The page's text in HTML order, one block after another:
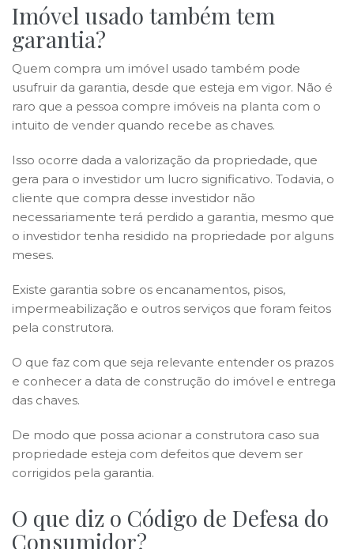
Imóvel usado também tem
garantia?
Quem compra um imóvel usado também pode
usufruir da garantia, desde que esteja em vigor. Não é
raro que a pessoa compre imóveis na planta com o
intuito de vender quando recebe as chaves.
Isso ocorre dada a valorização da propriedade, que
gera para o investidor um lucro significativo. Todavia, o
cliente que compra desse investidor não
necessariamente terá perdido a garantia, mesmo que
o investidor tenha residido na propriedade por alguns
meses.
Existe garantia sobre os encanamentos, pisos,
impermeabilização e outros serviços que foram feitos
pela construtora.
O que faz com que seja relevante entender os prazos
e conhecer a data de construção do imóvel e entrega
das chaves.
De modo que possa acionar a construtora caso sua
propriedade esteja com defeitos que devem ser
corrigidos pela garantia.
O que diz o Código de Defesa do
Consumidor?